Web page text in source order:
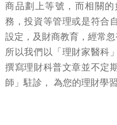
商品劃上等號，而相關
務，投資等管理或是符合
設定，及財商教育，經常忽
所以我們以「理財家醫科
撰寫理財科普文章並不定
師」駐診， 為您的理財學